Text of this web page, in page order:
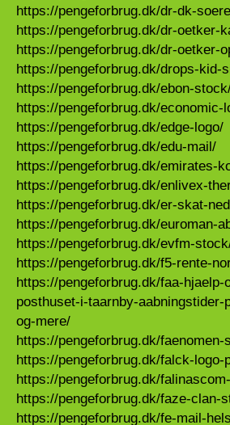
https://pengeforbrug.dk/dr-dk-
https://pengeforbrug.dk/dr-oetker-
https://pengeforbrug.dk/dr-oetker-
https://pengeforbrug.dk/drops-kid-
https://pengeforbrug.dk/ebon-
https://pengeforbrug.dk/economic-
https://pengeforbrug.dk/edge-logo/
https://pengeforbrug.dk/edu-mail/
https://pengeforbrug.dk/emirates-
https://pengeforbrug.dk/enlivex-
https://pengeforbrug.dk/er-skat-
https://pengeforbrug.dk/euroman-
https://pengeforbrug.dk/evfm-
https://pengeforbrug.dk/f5-rente-
https://pengeforbrug.dk/faa-hjaelp-
posthuset-i-taarnby-aabningstider-
og-mere/
https://pengeforbrug.dk/faenomen-
https://pengeforbrug.dk/falck-logo-
https://pengeforbrug.dk/
https://pengeforbrug.dk/faze-clan-
https://pengeforbrug.dk/fe-mail-